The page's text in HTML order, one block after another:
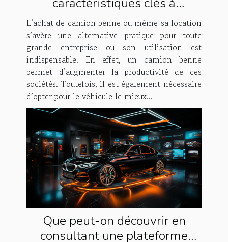
rechercher lors de l’achat d’un
camion benne ?
L’achat de camion benne ou même sa location
s’avère une alternative pratique pour toute
grande entreprise ou son utilisation est
indispensable. En effet, un camion benne
permet d’augmenter la productivité de ces
sociétés. Toutefois, il est également nécessaire
d’opter pour le véhicule le mieux...
Que peut-on découvrir en
consultant une plateforme